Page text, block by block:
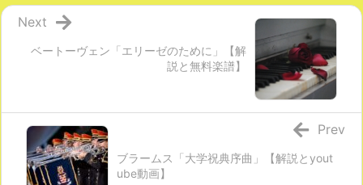
ベートーヴェン「エリーゼのために」【解
説と無料楽譜】
Next
ブラームス「大学祝典序曲」【解説とyout
ube動画】
Prev